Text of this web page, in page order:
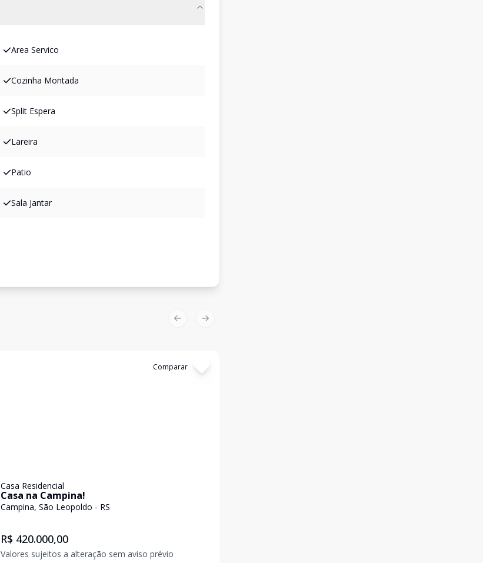
Area Servico
Cozinha Montada
Split Espera
Lareira
Patio
Sala Jantar
Comparar
Casa Residencial
Casa na Campina!
Campina, São Leopoldo - RS
R$ 420.000,00
Valores sujeitos a alteração sem aviso prévio
Previous slide
Next slide